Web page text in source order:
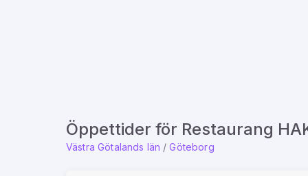
Öppettider för Restaurang
Västra Götalands län / Göteborg